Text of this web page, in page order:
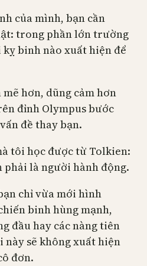
của mình, bạn cần
trong phần lớn trường
binh nào xuất hiện để
hơn, dũng cảm hơn
đỉnh Olympus bước
đề thay bạn.
tôi học được từ Tolkien:
phải là người hành động.
chỉ vừa mới hình
binh hùng mạnh,
đầu hay các nàng tiên
này sẽ không xuất hiện
đơn.